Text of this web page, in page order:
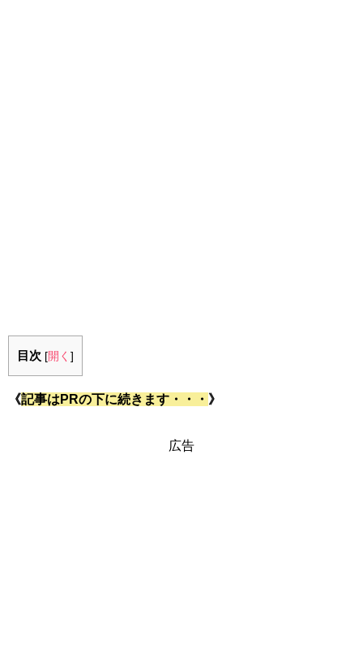
目次 [開く ]
《記事はPRの下に続きます・・・ 》
広告